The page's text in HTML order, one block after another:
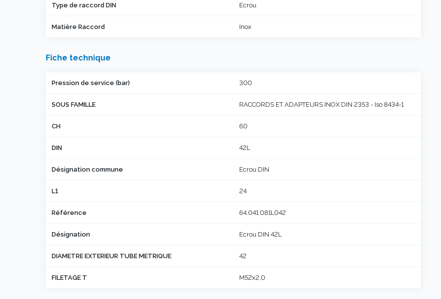
Type de raccord DIN Ecrou
Matière Raccord Inox
Fiche technique
Pression de service (bar) 300
SOUS FAMILLE RACCORDS ET ADAPTEURS INOX DIN 2353 - Iso 8434-1
CH 60
DIN 42L
Désignation commune Ecrou DIN
L1 24
Référence 64.041.081L042
Désignation Ecrou DIN 42L
DIAMETRE EXTERIEUR TUBE METRIQUE 42
FILETAGE T M52x2,0